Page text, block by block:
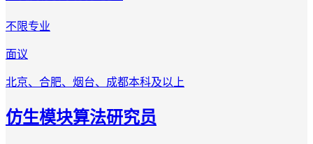
不限专业
面议
北京、合肥、烟台、成都本科及以上
仿生模块算法研究员